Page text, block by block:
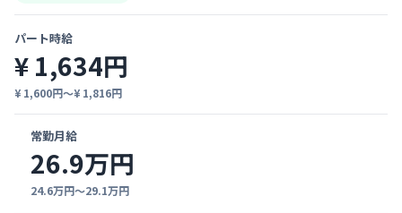
パート時給
¥ 1,634円
¥ 1,600円〜¥ 1,816円
常勤月給
26.9万円
24.6万円〜29.1万円